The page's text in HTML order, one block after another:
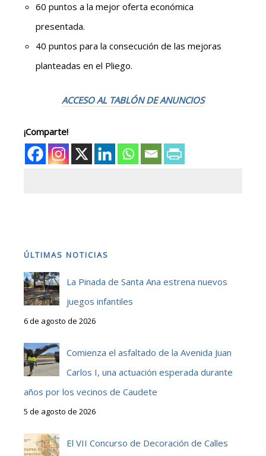
60 puntos a la mejor oferta económica
presentada.
40 puntos para la consecución de las mejoras
planteadas en el Pliego.
ACCESO AL TABLÓN DE ANUNCIOS
¡Comparte!
ÚLTIMAS NOTICIAS
La Pinada de Santa Ana estrena nuevos
juegos infantiles
6 de agosto de 2026
Comienza el asfaltado de la Avenida Juan
Carlos I, una actuación esperada durante
años por los vecinos de Caudete
5 de agosto de 2026
El VII Concurso de Decoración de Calles